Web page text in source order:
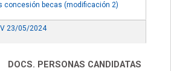
concesión becas (modificación 2)
23/05/2024
DOCS. PERSONAS CANDIDATAS